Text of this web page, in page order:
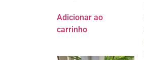
Adicionar ao
carrinho